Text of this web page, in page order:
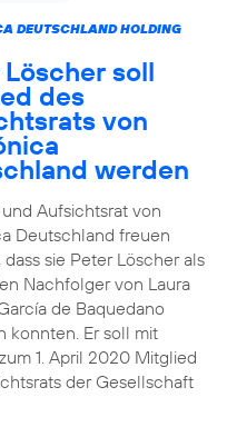
DEUTSCHLAND HOLDING
soll
des
von
werden
Aufsichtsrat von
Deutschland freuen
dass sie Peter Löscher als
Nachfolger von Laura
de Baquedano
konnten. Er soll mit
1. April 2020 Mitglied
der Gesellschaft